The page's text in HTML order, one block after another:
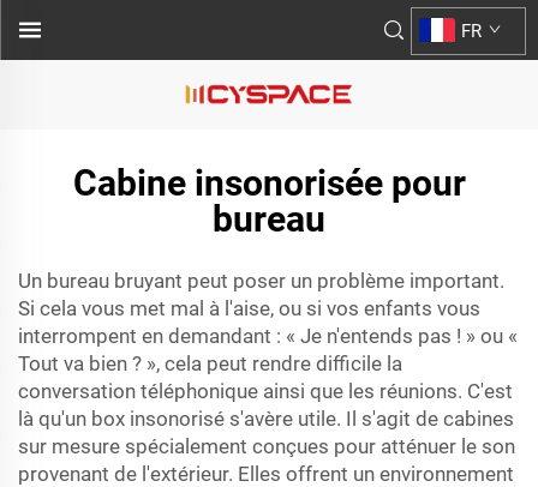
FR
Cabine insonorisée pour
bureau
Un bureau bruyant peut poser un problème important.
Si cela vous met mal à l'aise, ou si vos enfants vous
interrompent en demandant : « Je n'entends pas ! » ou «
Tout va bien ? », cela peut rendre difficile la
conversation téléphonique ainsi que les réunions. C'est
là qu'un box insonorisé s'avère utile. Il s'agit de cabines
sur mesure spécialement conçues pour atténuer le son
provenant de l'extérieur. Elles offrent un environnement